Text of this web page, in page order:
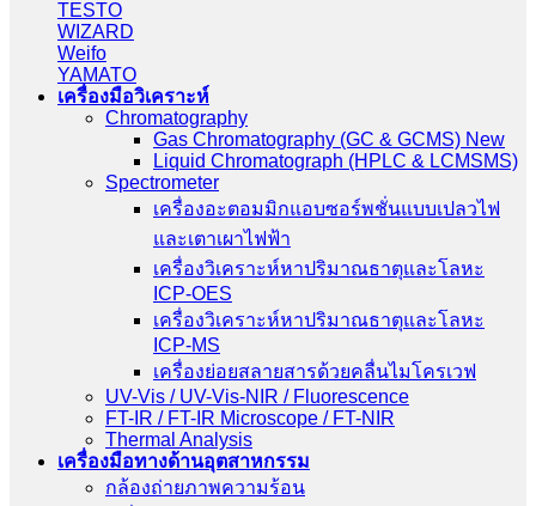
TESTO
WIZARD
Weifo
YAMATO
เครื่องมือวิเคราะห์
Chromatography
Gas Chromatography (GC & GCMS) New
Liquid Chromatograph (HPLC & LCMSMS)
Spectrometer
เครื่องอะตอมมิกแอบซอร์พชั่นแบบเปลวไฟ
และเตาเผาไฟฟ้า
เครื่องวิเคราะห์หาปริมาณธาตุและโลหะ
ICP-OES
เครื่องวิเคราะห์หาปริมาณธาตุและโลหะ
ICP-MS
เครื่องย่อยสลายสารด้วยคลื่นไมโครเวฟ
UV-Vis / UV-Vis-NIR / Fluorescence
FT-IR / FT-IR Microscope / FT-NIR
Thermal Analysis
เครื่องมือทางด้านอุตสาหกรรม
กล้องถ่ายภาพความร้อน